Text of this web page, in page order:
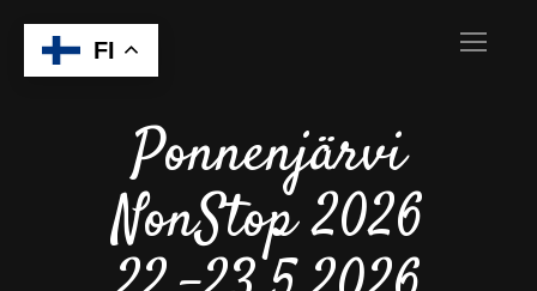
Ponnenjärvi
NonStop 2026
FI